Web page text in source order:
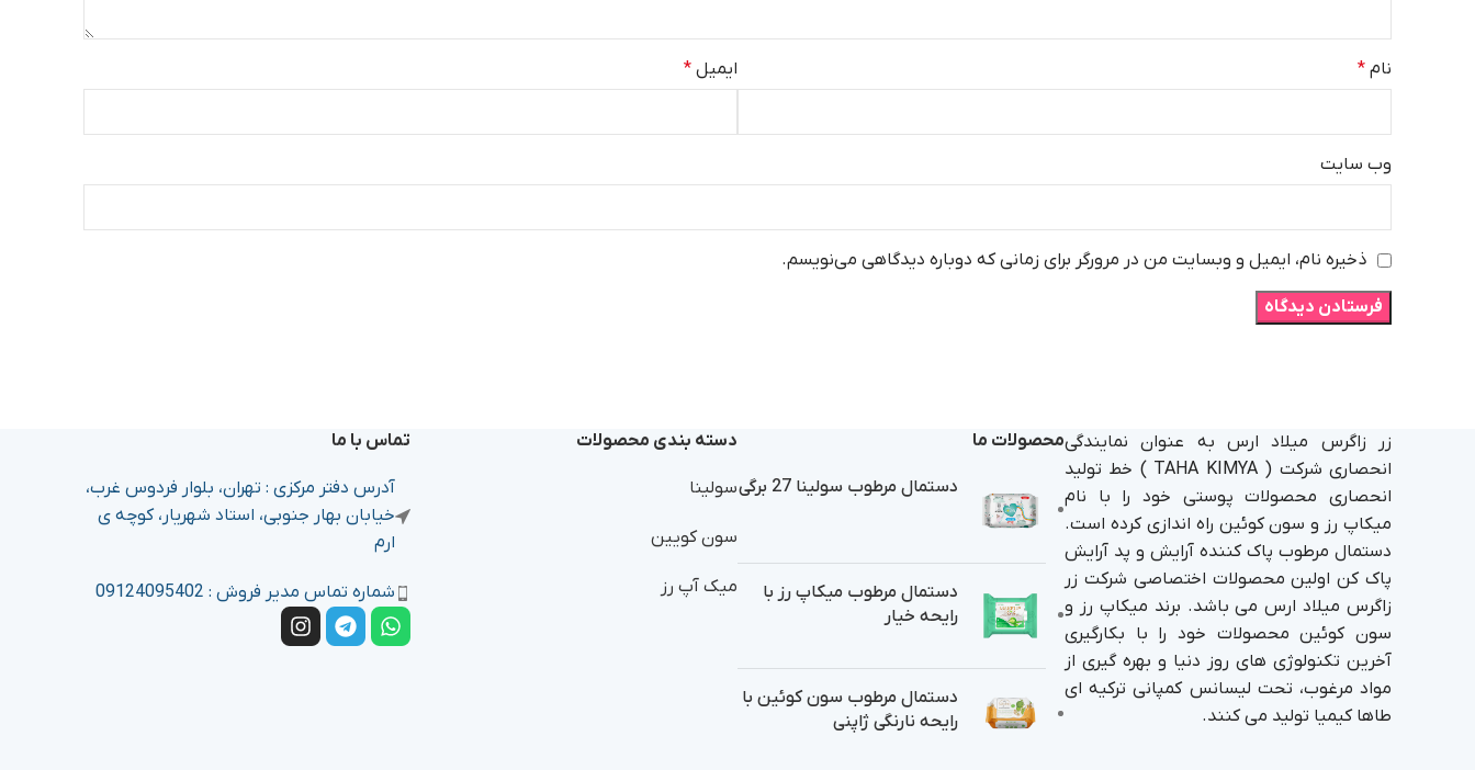
نام * ایمیل *
وب‌ سایت
ذخیره نام، ایمیل و وبسایت من در مرورگر برای زمانی که دوباره دیدگاهی می‌نویسم.
زر زاگرس میلاد ارس به عنوان نمایندگی
انحصاری شرکت ( TAHA KIMYA ) خط تولید
انحصاری محصولات پوستی خود را با نام
میکاپ رز و سون کوئین راه اندازی کرده است.
دستمال مرطوب پاک کننده آرایش و پد آرایش
پاک کن اولین محصولات اختصاصی شرکت زر
زاگرس میلاد ارس می باشد. برند میکاپ رز و
سون کوئین محصولات خود را با بکارگیری
آخرین تکنولوژی های روز دنیا و بهره گیری از
مواد مرغوب، تحت لیسانس کمپانی ترکیه ای
طاها کیمیا تولید می کنند.
محصولات ما
دستمال مرطوب سولینا 27 برگی
دستمال مرطوب میکاپ رز با
رایحه خیار
دستمال مرطوب سون کوئین با
رایحه نارنگی ژاپنی
دسته بندی محصولات
سولینا
سون کویین
میک آپ رز
تماس با ما
آدرس دفتر مرکزی : تهران، بلوار فردوس غرب،
خیابان بهار جنوبی، استاد شهریار، کوچه ی
ارم
شماره تماس مدیر فروش : 09124095402